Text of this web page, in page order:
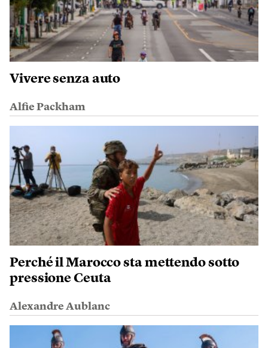
Vivere senza auto
Alfie Packham
Perché il Marocco sta mettendo sotto
pressione Ceuta
Alexandre Aublanc